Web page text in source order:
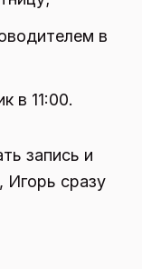
в
в 11:00.
запись и
Игорь сразу